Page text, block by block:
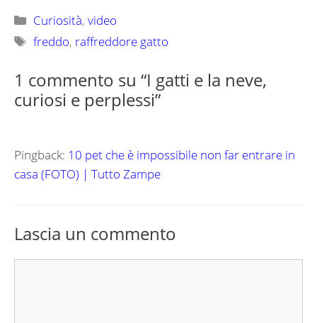
Categorie
Curiosità,video
Tag
freddo, raffreddore gatto
1 commento su “I gatti e la neve,
curiosi e perplessi”
Pingback: 10 pet che è impossibile non far entrare in
casa (FOTO) | Tutto Zampe
Lascia un commento